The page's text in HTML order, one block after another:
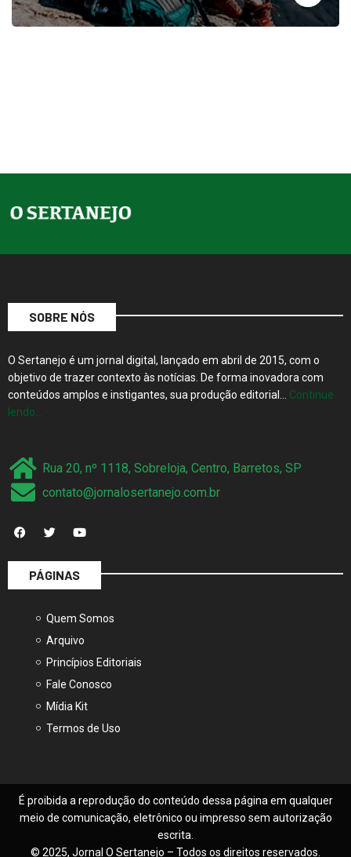
SOBRE NÓS
O Sertanejo é um jornal digital, lançado em abril de 2015, com o
objetivo de trazer contexto às notícias. De forma inovadora com
conteúdos amplos e instigantes, sua produção editorial… Continue
lendo…
Rua 20, nº 1118, Sobreloja, Centro, Barretos, SP
contato@jornalosertanejo.com.br
PÁGINAS
Quem Somos
Arquivo
Princípios Editoriais
Fale Conosco
Mídia Kit
Termos de Uso
É proibida a reprodução do conteúdo dessa página em qualquer
meio de comunicação, eletrônico ou impresso sem autorização
escrita.
© 2025, Jornal O Sertanejo – Todos os direitos reservados.